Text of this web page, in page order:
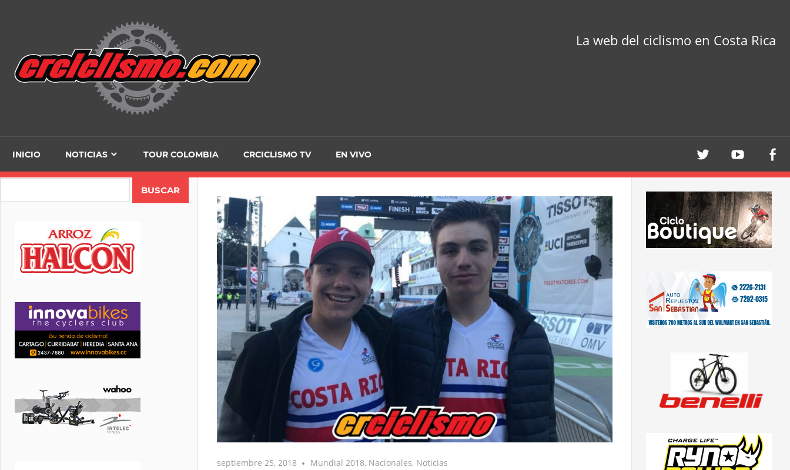
La web del ciclismo en Costa Rica
INICIO NOTICIAS TOUR COLOMBIA CRCICLISMO TV EN VIVO
septiembre 25, 2018 Mundial 2018, Nacionales, Noticias